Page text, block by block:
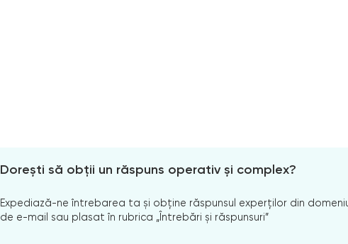
Dorești să obții un răspuns operativ și complex?
Expediază-ne întrebarea ta și obține răspunsul experților din
de e-mail sau plasat în rubrica „Întrebări și răspunsuri”